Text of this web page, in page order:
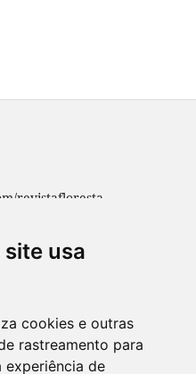
site usa
cookies e outras
rastreamento para
experiência de
revistafloresta
sob uma